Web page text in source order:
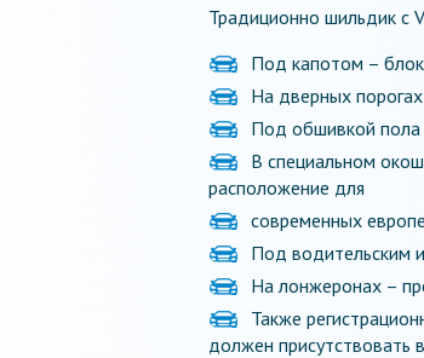
Традиционно шильдик с
Под капотом –
На дверных
Под обшивкой пола
В специальном
расположение для
современных
Под водительским
На лонжеронах –
Также
должен присутствовать